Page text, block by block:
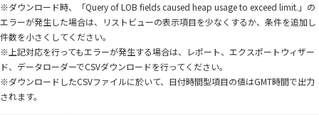
※ダウンロード時、「Query of LOB fields caused heap usage to exceed limit.」の
エラーが発生した場合は、リストビューの表示項目を少なくするか、条件を追加し
件数を小さくしてください。
※上記対応を行ってもエラーが発生する場合は、レポート、エクスポートウィザー
ド、データローダーでCSVダウンロードを行ってください。
※ダウンロードしたCSVファイルに於いて、日付時間型項目の値はGMT時間で出力
されます。